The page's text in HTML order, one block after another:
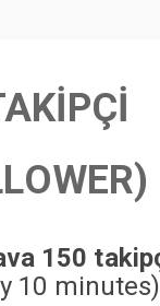
150
10 minutes)